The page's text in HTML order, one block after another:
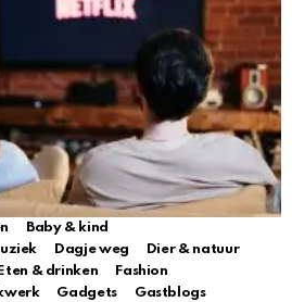
Baby & kind
Dagje weg
Dier & natuur
Eten & drinken
Fashion
Gadgets
Gastblogs